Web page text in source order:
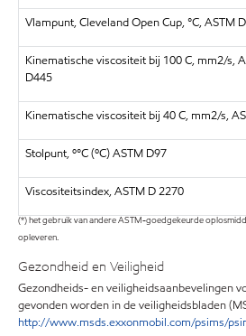
Vlampunt, Cleveland Open Cup, °C, ASTM
Kinematische viscositeit bij 100 C, mm2/s,
D445
Kinematische viscositeit bij 40 C, mm2/s,
Stolpunt, º°C (ºC) ASTM D97
Viscositeitsindex, ASTM D 2270
(*) het gebruik van andere ASTM-goedgekeurde
opleveren.
Gezondheid en Veiligheid
Gezondheids- en veiligheidsaanbevelingen
gevonden worden in de veiligheidsbladen
http://www.msds.exxonmobil.com/psims/